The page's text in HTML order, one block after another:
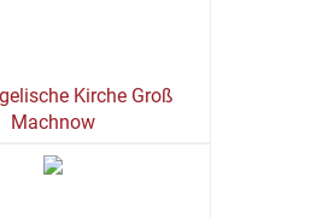
Kirche Groß
Machnow